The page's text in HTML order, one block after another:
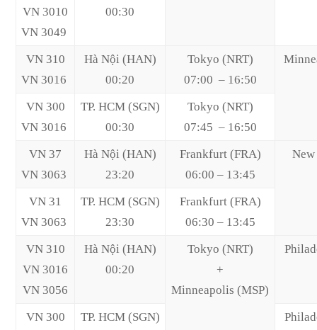
VN 3010
VN 3049
00:30
VN 310
VN 3016
Hà Nội (HAN)
00:20
Tokyo (NRT)
07:00 – 16:50
VN 300
VN 3016
TP. HCM (SGN)
00:30
Tokyo (NRT)
07:45 – 16:50
VN 37
VN 3063
Hà Nội (HAN)
23:20
Frankfurt (FRA)
06:00 – 13:45
VN 31
VN 3063
TP. HCM (SGN)
23:30
Frankfurt (FRA)
06:30 – 13:45
VN 310
VN 3016
VN 3056
Hà Nội (HAN)
00:20
Tokyo (NRT)
+
Minneapolis (MSP)
VN 300
TP. HCM (SGN)